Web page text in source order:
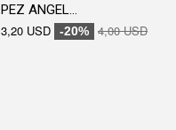
PEZ ANGEL...
3,20 USD -20% 4,00 USD